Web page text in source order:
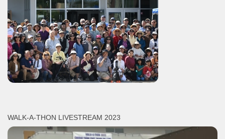
WALK-A-THON LIVESTREAM 2023